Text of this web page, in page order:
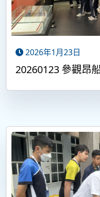
2026年1月23日
20260123 參觀昂